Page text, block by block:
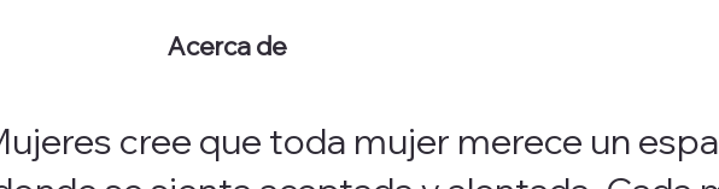
Acerca de
cree que toda mujer merece un